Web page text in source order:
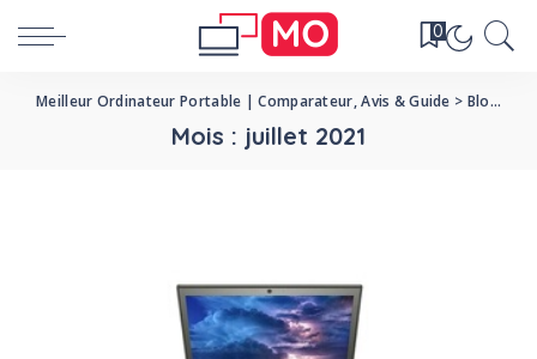
0
Meilleur Ordinateur Portable | Comparateur, Avis & Guide > Blog >
Mois : juillet 2021